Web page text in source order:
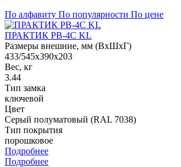
По алфавиту По популярности По цене
ПРАКТИК PB-4C KL
Размеры внешние, мм (ВхШхГ)
433/545x390x203
Вес, кг
3.44
Тип замка
ключевой
Цвет
Cерый полуматовый (RAL 7038)
Тип покрытия
порошковое
Подробнее
Подробнее